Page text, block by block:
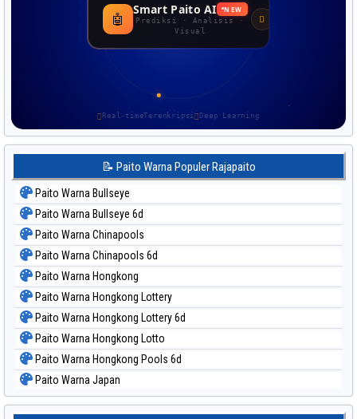
🤖
Smart Paito AI NEW
Prediksi · Analisis ·
Visual
Real-timeTerenkripsi Deep Learning
📝 Paito Warna Populer Rajapaito
Paito Warna Bullseye
Paito Warna Bullseye 6d
Paito Warna Chinapools
Paito Warna Chinapools 6d
Paito Warna Hongkong
Paito Warna Hongkong Lottery
Paito Warna Hongkong Lottery 6d
Paito Warna Hongkong Lotto
Paito Warna Hongkong Pools 6d
Paito Warna Japan
Paito Warna Japan 6d